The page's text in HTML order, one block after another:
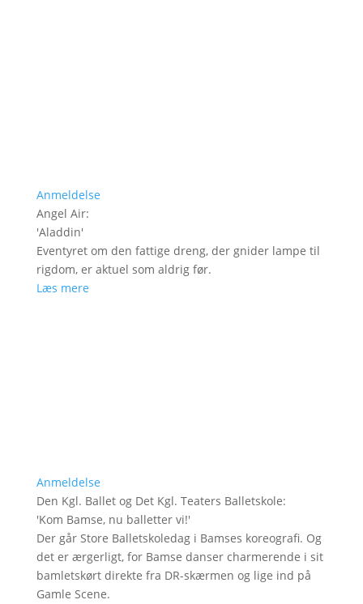
Anmeldelse
Angel Air:
'Aladdin'
Eventyret om den fattige dreng, der gnider lampe til
rigdom, er aktuel som aldrig før.
Læs mere
Anmeldelse
Den Kgl. Ballet og Det Kgl. Teaters Balletskole:
'Kom Bamse, nu balletter vi!'
Der går Store Balletskoledag i Bamses koreografi. Og
det er ærgerligt, for Bamse danser charmerende i sit
bamletskørt direkte fra DR-skærmen og lige ind på
Gamle Scene.